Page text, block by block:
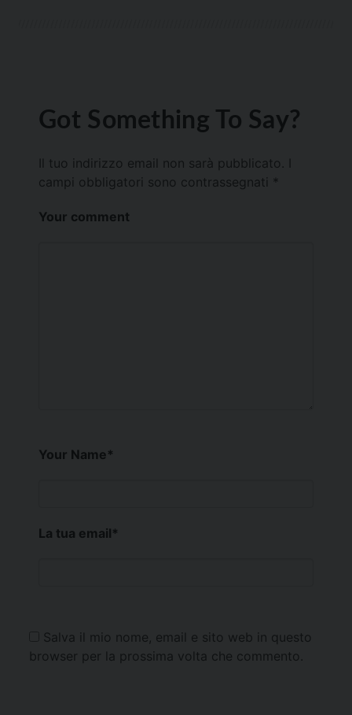
Got Something To Say?
Il tuo indirizzo email non sarà pubblicato.
campi obbligatori sono contrassegnati *
Your comment
Your Name*
La tua email*
Salva il mio nome, email e sito web in questo
browser per la prossima volta che commento.